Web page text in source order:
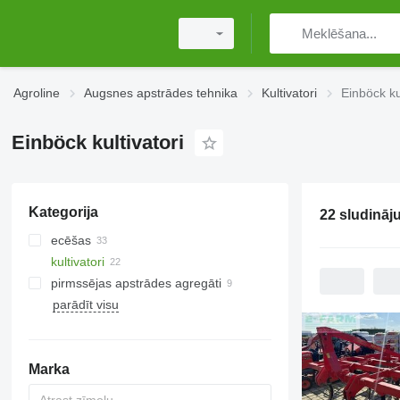
Agroline Augsnes apstrādes tehnika Kultivatori Einböck
Einböck kultivatori
Kategorija
ecēšas
atsperu ecēšas
aktīvas ecēšas
disku ecēšas
kultivatori
pirmssējas apstrādes agregāti
parādīt visu
Marka
22